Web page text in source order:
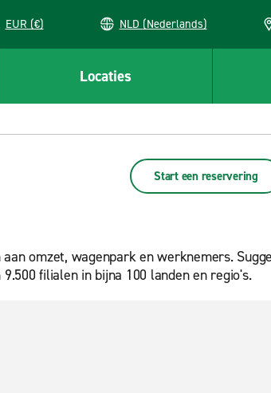
EUR (€) NLD (Nederlands)
Locaties
Start een reservering
omzet, wagenpark en werknemers.
filialen in bijna 100 landen en regio's.